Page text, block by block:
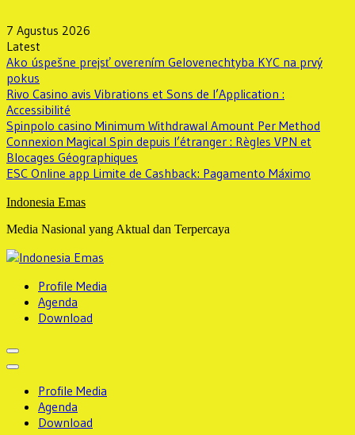
to
content
7 Agustus 2026
Latest
Ako úspešne prejsť overením Gelovenechtyba KYC na prvý
pokus
Rivo Casino avis Vibrations et Sons de l’Application :
Accessibilité
Spinpolo casino Minimum Withdrawal Amount Per Method
Connexion Magical Spin depuis l’étranger : Règles VPN et
Blocages Géographiques
ESC Online app Limite de Cashback: Pagamento Máximo
Indonesia Emas
Media Nasional yang Aktual dan Terpercaya
Profile Media
Agenda
Download
Profile Media
Agenda
Download